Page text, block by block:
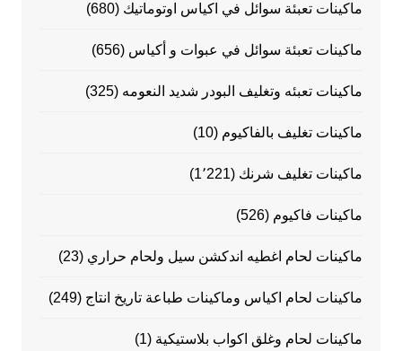
ماكينات تعبئة سوائل في اكياس اوتوماتيك (680)
ماكينات تعبئة سوائل في عبوات و أكياس (656)
ماكينات تعبئه وتغليف البودر شديد النعومه (325)
ماكينات تغليف بالفاكيوم (10)
ماكينات تغليف شرنك (1٬221)
ماكينات فاكيوم (526)
ماكينات لحام اغطيه اندكشن سيل ولحام حراري (23)
ماكينات لحام اكياس وماكينات طباعة تاريخ انتاج (249)
ماكينات لحام وغلق اكواب بلاستيكية (1)